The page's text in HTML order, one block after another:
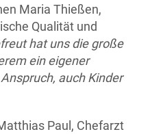
Maria Thießen,
Qualität und
hat uns die große
ein eigener
auch Kinder
Paul, Chefarzt